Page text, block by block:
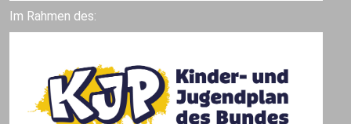
Im Rahmen des: